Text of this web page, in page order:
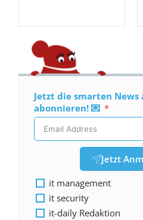
Jetzt die smarten News
abonnieren! 💌
Jetzt
it management
it security
it-daily Redaktion